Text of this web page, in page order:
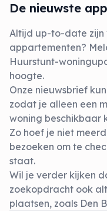
De nieuwste
Altijd up-to-date zijn
appartementen?
Huurstunt-
hoogte.
Onze nieuwsbrief
zodat je alleen een
woning beschikbaar
Zo hoef je niet
bezoeken om te
staat.
Wil je verder kijken
zoekopdracht ook
plaatsen, zoals Den